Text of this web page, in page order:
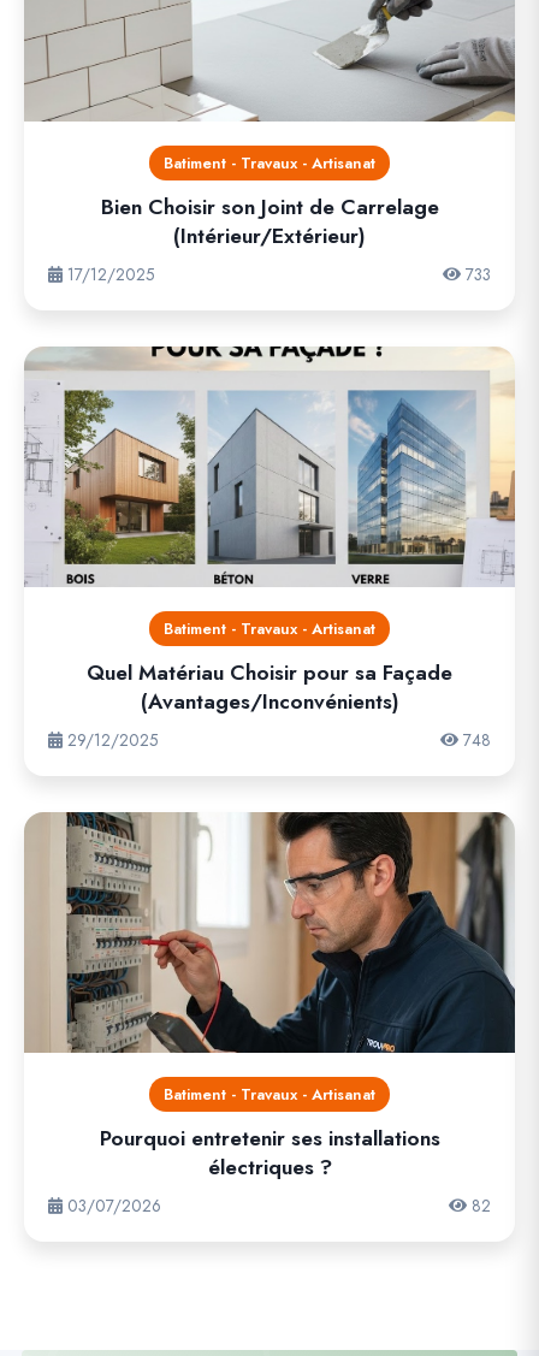
Batiment - Travaux - Artisanat
Bien Choisir son Joint de Carrelage
(Intérieur/Extérieur)
17/12/2025 733
Batiment - Travaux - Artisanat
Quel Matériau Choisir pour sa Façade
(Avantages/Inconvénients)
29/12/2025 748
Batiment - Travaux - Artisanat
Pourquoi entretenir ses installations
électriques ?
03/07/2026 82